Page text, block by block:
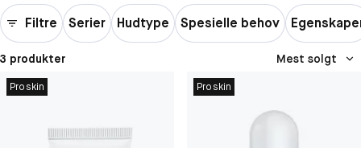
Filtre Serier Hudtype Spesielle behov
3 produkter Mest solgt
Proskin Proskin